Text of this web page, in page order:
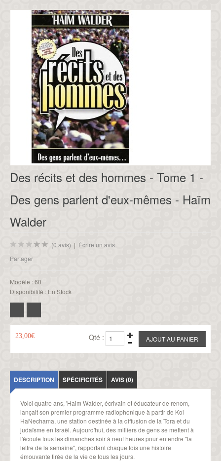
Des récits et des hommes - Tome 1 -
Des gens parlent d'eux-mêmes - Haïm
Walder
(0 avis) | Écrire un avis
Partager
Modèle :60
Disponibilité : En Stock
23,00€ Qté :
DESCRIPTION SPÉCIFICITÉS AVIS (0)
Voici quatre ans, 'Haim Walder, écrivain et éducateur de renom,
lançait son premier programme radiophonique à partir de Kol
HaNechama, une station destinée à la diffusion de la Tora et du
judaïsme en Israël. Aujourd'hui, des milliers de gens se mettent à
l'écoute tous les dimanches soir à neuf heures pour entendre "la
lettre de la semaine", rapportant chaque fois une histoire
émouvante tirée de la vie de tous les jours.